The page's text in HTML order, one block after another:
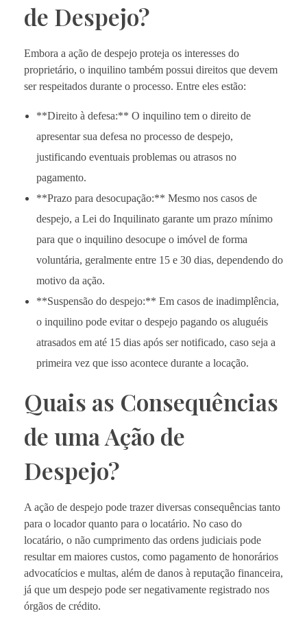
de Despejo?
Embora a ação de despejo proteja os interesses do
proprietário, o inquilino também possui direitos que devem
ser respeitados durante o processo. Entre eles estão:
**Direito à defesa:** O inquilino tem o direito de
apresentar sua defesa no processo de despejo,
justificando eventuais problemas ou atrasos no
pagamento.
**Prazo para desocupação:** Mesmo nos casos de
despejo, a Lei do Inquilinato garante um prazo mínimo
para que o inquilino desocupe o imóvel de forma
voluntária, geralmente entre 15 e 30 dias, dependendo do
motivo da ação.
**Suspensão do despejo:** Em casos de inadimplência,
o inquilino pode evitar o despejo pagando os aluguéis
atrasados em até 15 dias após ser notificado, caso seja a
primeira vez que isso acontece durante a locação.
Quais as Consequências
de uma Ação de
Despejo?
A ação de despejo pode trazer diversas consequências tanto
para o locador quanto para o locatário. No caso do
locatário, o não cumprimento das ordens judiciais pode
resultar em maiores custos, como pagamento de honorários
advocatícios e multas, além de danos à reputação financeira,
já que um despejo pode ser negativamente registrado nos
órgãos de crédito.